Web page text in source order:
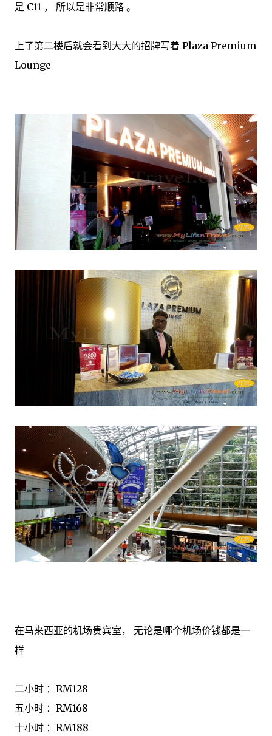
是 C11 ， 所以是非常顺路 。
上了第二楼后就会看到大大的招牌写着 Plaza Premium
Lounge
在马来西亚的机场贵宾室， 无论是哪个机场价钱都是一
样
二小时 ：RM128
五小时 ：RM168
十小时 ：RM188